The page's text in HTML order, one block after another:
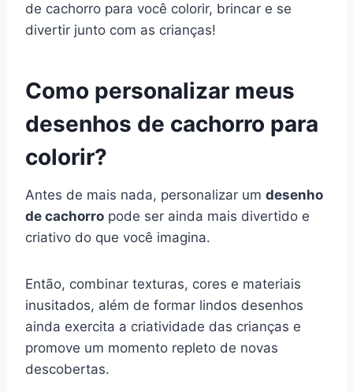
de cachorro para você colorir, brincar e se
divertir junto com as crianças!
Como personalizar meus
desenhos de cachorro para
colorir?
Antes de mais nada, personalizar um desenho
de cachorro pode ser ainda mais divertido e
criativo do que você imagina.
Então, combinar texturas, cores e materiais
inusitados, além de formar lindos desenhos
ainda exercita a criatividade das crianças e
promove um momento repleto de novas
descobertas.